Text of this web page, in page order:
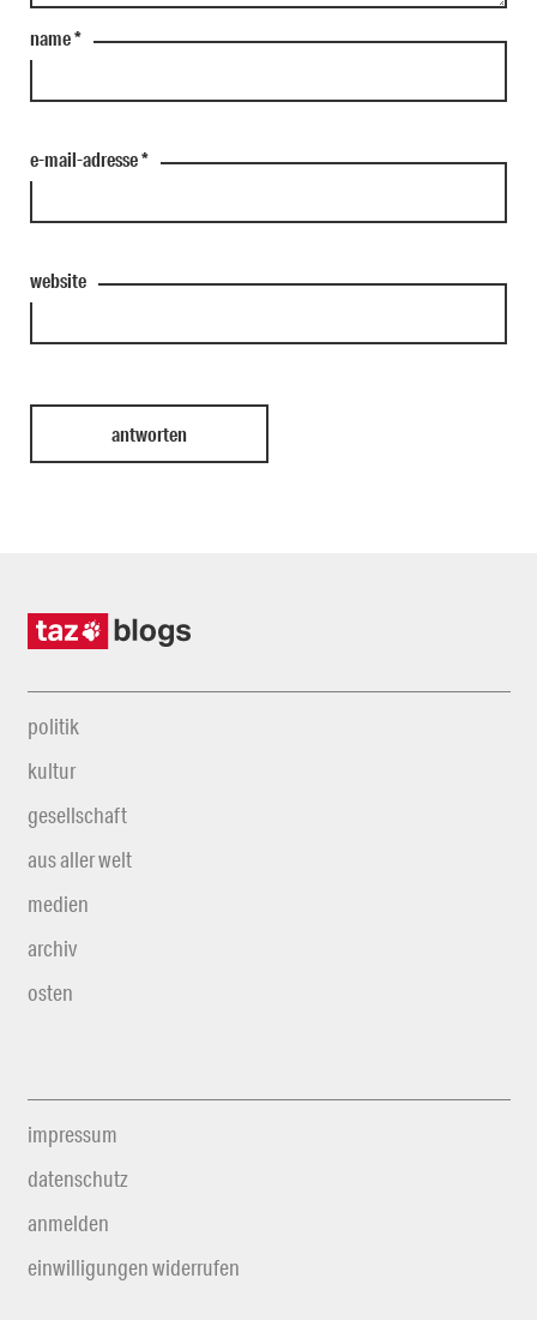
name*
e-mail-adresse*
website
politik
kultur
gesellschaft
aus aller welt
medien
archiv
osten
impressum
datenschutz
anmelden
einwilligungen widerrufen